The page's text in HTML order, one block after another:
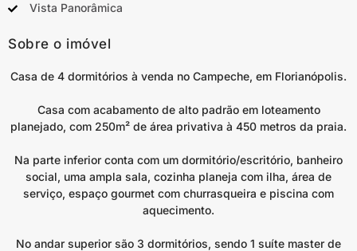
Vista Panorâmica
Sobre o imóvel
Casa de 4 dormitórios à venda no Campeche, em Florianópolis.
Casa com acabamento de alto padrão em loteamento
planejado, com 250m² de área privativa à 450 metros da praia.
Na parte inferior conta com um dormitório/escritório, banheiro
social, uma ampla sala, cozinha planeja com ilha, área de
serviço, espaço gourmet com churrasqueira e piscina com
aquecimento.
No andar superior são 3 dormitórios, sendo 1 suíte master de